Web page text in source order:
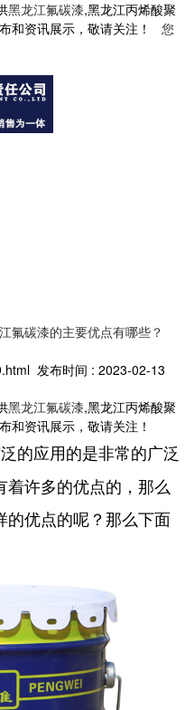
黑龙江氟碳漆,黑龙江丙烯酸聚
和资讯展示，敬请关注！ 您
氟碳漆的主要优点有哪些？
发布时间 : 2023-02-13
黑龙江氟碳漆,黑龙江丙烯酸聚
和资讯展示，敬请关注！
的应用的是非常的广泛
着许多的优点的，那么
的优点的呢？那么下面